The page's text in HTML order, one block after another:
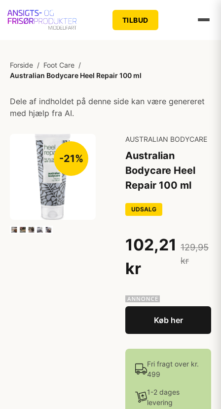
TILBUD
Forside / Foot Care /
Australian Bodycare Heel Repair 100 ml
Dele af indholdet på denne side kan være genereret
med hjælp fra AI.
-21%
AUSTRALIAN BODYCARE
Australian
Bodycare Heel
Repair 100 ml
UDSALG
102,21
kr
129,95
kr
Køb her
Fri fragt over kr.
499
1-2 dages
levering